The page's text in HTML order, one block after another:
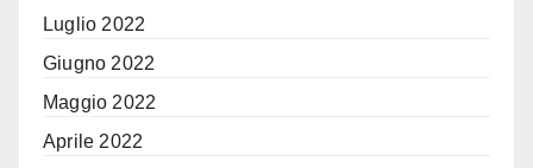
Luglio 2022
Giugno 2022
Maggio 2022
Aprile 2022